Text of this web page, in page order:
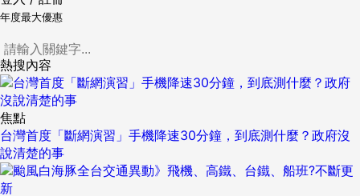
年度最大優惠
熱搜內容
焦點
台灣首度「斷網演習」手機降速30分鐘，到底測什麼？政府沒
說清楚的事